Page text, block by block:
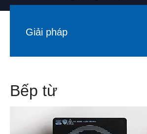
Giải pháp
Bếp từ